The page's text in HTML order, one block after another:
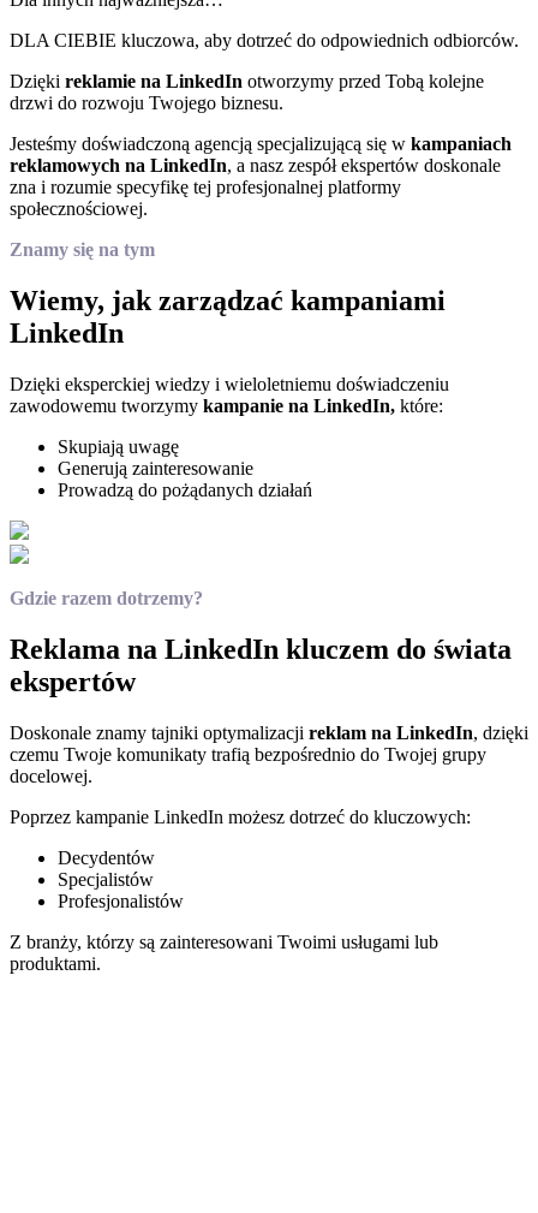
DLA CIEBIE kluczowa, aby dotrzeć do odpowiednich odbiorców.
Dzięki reklamie na LinkedIn otworzymy przed Tobą kolejne
drzwi do rozwoju Twojego biznesu.
Jesteśmy doświadczoną agencją specjalizującą się w kampaniach
reklamowych na LinkedIn, a nasz zespół ekspertów doskonale
zna i rozumie specyfikę tej profesjonalnej platformy
społecznościowej.
Znamy się na tym
Wiemy, jak zarządzać kampaniami
LinkedIn
Dzięki eksperckiej wiedzy i wieloletniemu doświadczeniu
zawodowemu tworzymy kampanie na LinkedIn, które:
Skupiają uwagę
Generują zainteresowanie
Prowadzą do pożądanych działań
Gdzie razem dotrzemy?
Reklama na LinkedIn kluczem do świata
ekspertów
Doskonale znamy tajniki optymalizacji reklam na LinkedIn, dzięki
czemu Twoje komunikaty trafią bezpośrednio do Twojej grupy
docelowej.
Poprzez kampanie LinkedIn możesz dotrzeć do kluczowych:
Decydentów
Specjalistów
Profesjonalistów
Z branży, którzy są zainteresowani Twoimi usługami lub
produktami.